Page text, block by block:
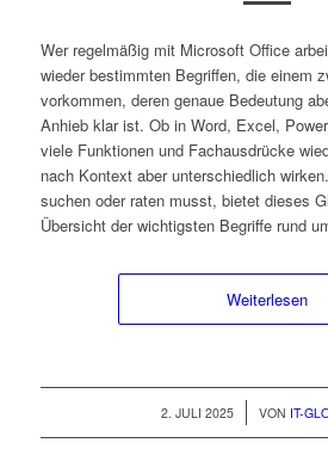
Wer regelmäßig mit Microsoft Office
wieder bestimmten Begriffen, die einem
vorkommen, deren genaue Bedeutung
Anhieb klar ist. Ob in Word, Excel,
viele Funktionen und Fachausdrücke
nach Kontext aber unterschiedlich
suchen oder raten musst, bietet dieses
Übersicht der wichtigsten Begriffe rund
Weiterlesen
2. JULI 2025 VON IT-